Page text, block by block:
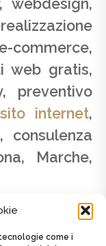
come i
webdesign,
commerce,
web gratis,
preventivo
internet,
consulenza
Marche,